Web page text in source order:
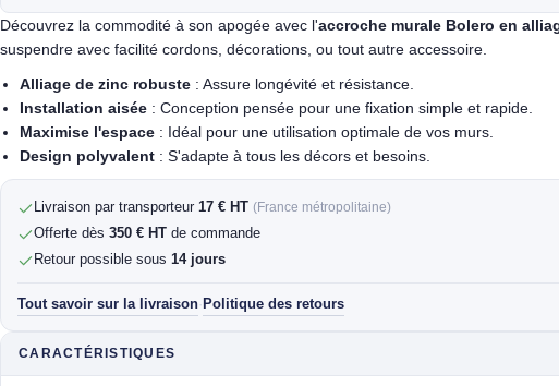
Découvrez la commodité à son apogée avec l'accroche murale Bolero en
suspendre avec facilité cordons, décorations, ou tout autre accessoire.
Alliage de zinc robuste : Assure longévité et résistance.
Installation aisée : Conception pensée pour une fixation simple et rapide.
Maximise l'espace : Idéal pour une utilisation optimale de vos murs.
Design polyvalent : S'adapte à tous les décors et besoins.
Livraison par transporteur 17 € HT (France métropolitaine)
Offerte dès 350 € HT de commande
Retour possible sous 14 jours
Tout savoir sur la livraison· Politique des retours
CARACTÉRISTIQUES